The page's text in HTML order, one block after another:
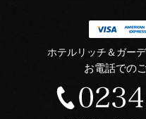
ホテルリッチ＆ガー
お電話での